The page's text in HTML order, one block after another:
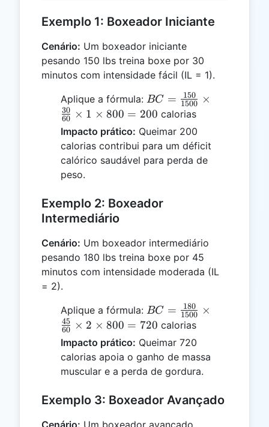
Exemplo 1: Boxeador Iniciante
Cenário: Um boxeador iniciante
pesando 150 lbs treina boxe por 30
minutos com intensidade fácil (IL = 1).
Aplique a fórmula: BC =
\frac{150}
{1500}
\times
\frac{30}
{60}
= 200
BC = 1500
150 ×
60
30 × 1 × 800 = 200 calorias
Impacto prático: Queimar 200
calorias contribui para um déficit
calórico saudável para perda de
peso.
Exemplo 2: Boxeador
Intermediário
Cenário: Um boxeador intermediário
pesando 180 lbs treina boxe por 45
minutos com intensidade moderada (IL
= 2).
Aplique a fórmula: BC =
\frac{180}
{1500}
\times
\frac{45}
{60}
\times 2
\times 800
= 720
BC = 1500
180 ×
60
45 × 2 × 800 = 720 calorias
Impacto prático: Queimar 720
calorias apoia o ganho de massa
muscular e a perda de gordura.
Exemplo 3: Boxeador Avançado
Cenário: Um boxeador avançado